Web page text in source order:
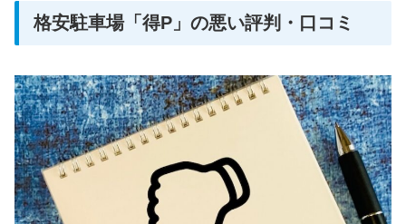
格安駐車場「得P」の悪い評判・口コミ